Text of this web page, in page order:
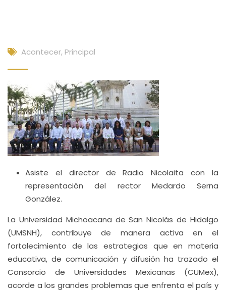
Acontecer, Principal
Asiste el director de Radio Nicolaita con la
representación del rector Medardo Serna
González.
La Universidad Michoacana de San Nicolás de Hidalgo
(UMSNH), contribuye de manera activa en el
fortalecimiento de las estrategias que en materia
educativa, de comunicación y difusión ha trazado el
Consorcio de Universidades Mexicanas (CUMex),
acorde a los grandes problemas que enfrenta el país y